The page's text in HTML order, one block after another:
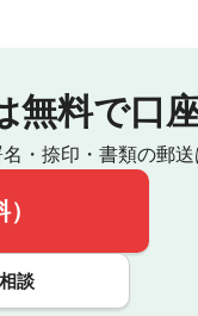
無料で口
・捺印・書類の郵送
談